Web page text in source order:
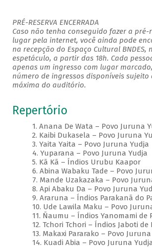
PRÉ-RESERVA ENCERRADA
Caso não tenha conseguido fazer a pré-
lugar pela internet, você ainda pode
na recepção do Espaço Cultural BNDES,
espetáculo, a partir das 18h. Cada
apenas um ingresso com lugar
número de ingressos disponíveis sujeito
máxima do auditório.
Repertório
1. Anana De Wata – Povo Juruna
2. Kaibi Dukasela – Povo Juruna
3. Yaita Yaita – Povo Juruna Yudja
4. Yuparana – Povo Juruna Yudja
5. Kã Kã – Índios Urubu Kaapor
6. Abina Wabaku Tade – Povo
7. Mande Uzakazaka – Povo
8. Api Abaku Da – Povo Juruna
9. Araruna – Índios Parakanã do
10. Ude Lawila Maku – Povo
11. Ñaumu – Índios Yanomami de
12. Tchori Tchori – Índios Jaboti de
13. Makaxi Pararako – Povo
14. Kuadi Abia – Povo Juruna